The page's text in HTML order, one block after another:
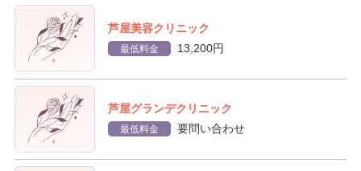
芦屋美容クリニック
最低料金 13,200円
芦屋グランデクリニック
最低料金 要問い合わせ